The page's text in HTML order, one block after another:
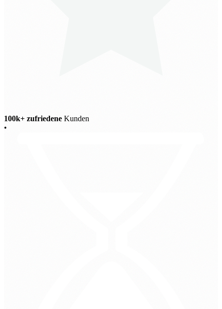
100k+ zufriedene Kunden
•